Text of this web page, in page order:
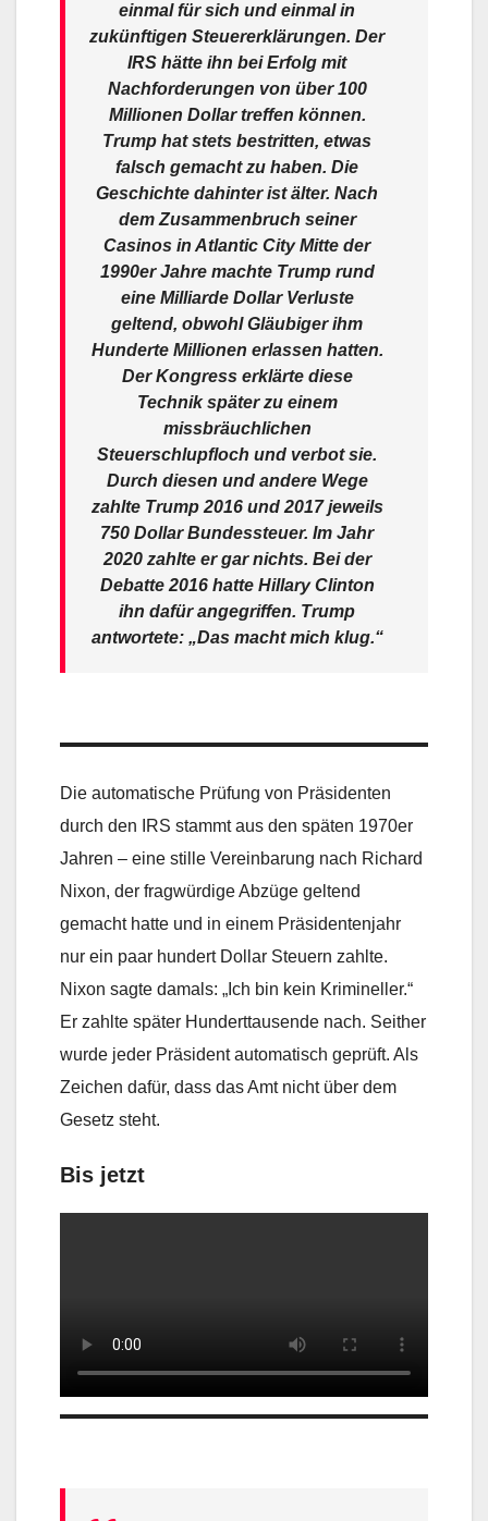
einmal für sich und einmal in
zukünftigen Steuererklärungen. Der
IRS hätte ihn bei Erfolg mit
Nachforderungen von über 100
Millionen Dollar treffen können.
Trump hat stets bestritten, etwas
falsch gemacht zu haben. Die
Geschichte dahinter ist älter. Nach
dem Zusammenbruch seiner
Casinos in Atlantic City Mitte der
1990er Jahre machte Trump rund
eine Milliarde Dollar Verluste
geltend, obwohl Gläubiger ihm
Hunderte Millionen erlassen hatten.
Der Kongress erklärte diese
Technik später zu einem
missbräuchlichen
Steuerschlupfloch und verbot sie.
Durch diesen und andere Wege
zahlte Trump 2016 und 2017 jeweils
750 Dollar Bundessteuer. Im Jahr
2020 zahlte er gar nichts. Bei der
Debatte 2016 hatte Hillary Clinton
ihn dafür angegriffen. Trump
antwortete: „Das macht mich klug.“
Die automatische Prüfung von Präsidenten
durch den IRS stammt aus den späten 1970er
Jahren – eine stille Vereinbarung nach Richard
Nixon, der fragwürdige Abzüge geltend
gemacht hatte und in einem Präsidentenjahr
nur ein paar hundert Dollar Steuern zahlte.
Nixon sagte damals: „Ich bin kein Krimineller.“
Er zahlte später Hunderttausende nach. Seither
wurde jeder Präsident automatisch geprüft. Als
Zeichen dafür, dass das Amt nicht über dem
Gesetz steht.
Bis jetzt